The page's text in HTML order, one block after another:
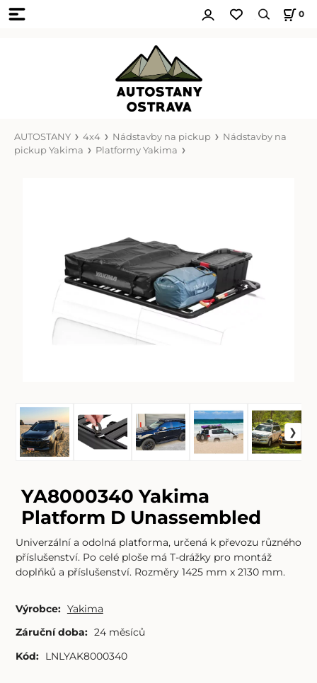
0
AUTOSTANY 4x4 Nádstavby na pickup
Nádstavby na
pickup Yakima
Platformy Yakima
YA8000340 Yakima
Platform D Unassembled
Univerzální a odolná platforma, určená k převozu různého
příslušenství. Po celé ploše má T-drážky pro montáž
doplňků a příslušenství. Rozměry 1425 mm x 2130 mm.
Výrobce: Yakima
Záruční doba: 24 měsíců
Kód: LNLYAK8000340